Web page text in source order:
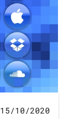
15/10/2020